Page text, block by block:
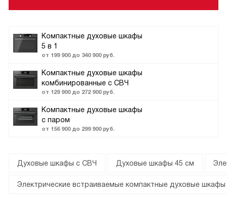
Компактные духовые шкафы
5 в 1
от 199 900 до 340 900 руб.
Компактные духовые шкафы
комбинированные с СВЧ
от 129 900 до 272 900 руб.
Компактные духовые шкафы
с паром
от 156 900 до 299 900 руб.
Духовые шкафы с СВЧ Духовые шкафы 45 см
Электрические встраиваемые компактные духовые шкафы